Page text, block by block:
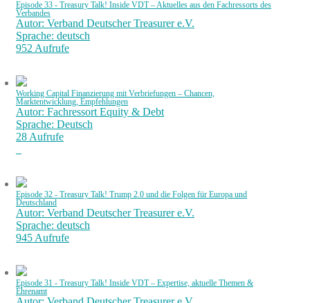
Episode 33 - Treasury Talk! Inside VDT – Aktuelles aus den Fachressorts des
Verbandes
Autor: Verband Deutscher Treasurer e.V.
Sprache: deutsch
952 Aufrufe
Working Capital Finanzierung mit Verbriefungen – Chancen,
Marktentwicklung, Empfehlungen
Autor: Fachressort Equity & Debt
Sprache: Deutsch
28 Aufrufe
Episode 32 - Treasury Talk! Trump 2.0 und die Folgen für Europa und
Deutschland
Autor: Verband Deutscher Treasurer e.V.
Sprache: deutsch
945 Aufrufe
Episode 31 - Treasury Talk! Inside VDT – Expertise, aktuelle Themen &
Ehrenamt